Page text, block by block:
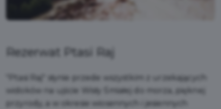
Rezerwat Ptasi Raj
"Ptasi Raj" słynie przede wszystkim z urzekających
widoków na ujście Wisły Śmiałej do morza, pięknej
przyrody, a w okresie wiosennych i jesiennych